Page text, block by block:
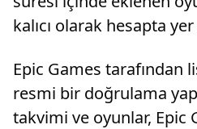
kalıcı olarak hesapta yer
Epic Games tarafından
resmi bir doğrulama
takvimi ve oyunlar, Epic